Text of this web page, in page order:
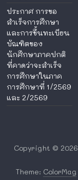
ประกาศ การขอ
สำเร็จการศึกษา
และการขึ้นทะเบียน
บัณฑิตของ
นักศึกษาภาคปกติ
ที่คาดว่าจะสำเร็จ
การศึกษาในภาค
การศึกษาที่ 1/2569
และ 2/2569
Copyright © 2026
Theme: ColorMag